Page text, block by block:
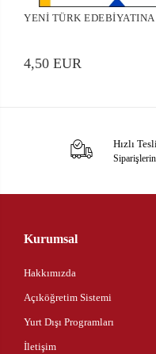
YENİ TÜRK
4,50 EUR
Hızlı
Kurumsal
Hakkımızda
Açıköğretim Sistemi
Yurt Dışı Programları
İletişim